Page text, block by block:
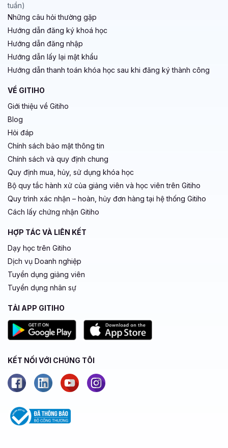
tuần)
Những câu hỏi thường gặp
Hướng dẫn đăng ký khoá học
Hướng dẫn đăng nhập
Hướng dẫn lấy lại mật khẩu
Hướng dẫn thanh toán khóa học sau khi đăng ký thành công
VỀ GITIHO
Giới thiệu về Gitiho
Blog
Hỏi đáp
Chính sách bảo mật thông tin
Chính sách và quy định chung
Quy định mua, hủy, sử dụng khóa học
Bộ quy tắc hành xử của giảng viên và học viên trên Gitiho
Quy trình xác nhận – hoàn, hủy đơn hàng tại hệ thống Gitiho
Cách lấy chứng nhận Gitiho
HỢP TÁC VÀ LIÊN KẾT
Dạy học trên Gitiho
Dịch vụ Doanh nghiệp
Tuyển dụng giảng viên
Tuyển dụng nhân sự
TẢI APP GITIHO
KẾT NỐI VỚI CHÚNG TÔI